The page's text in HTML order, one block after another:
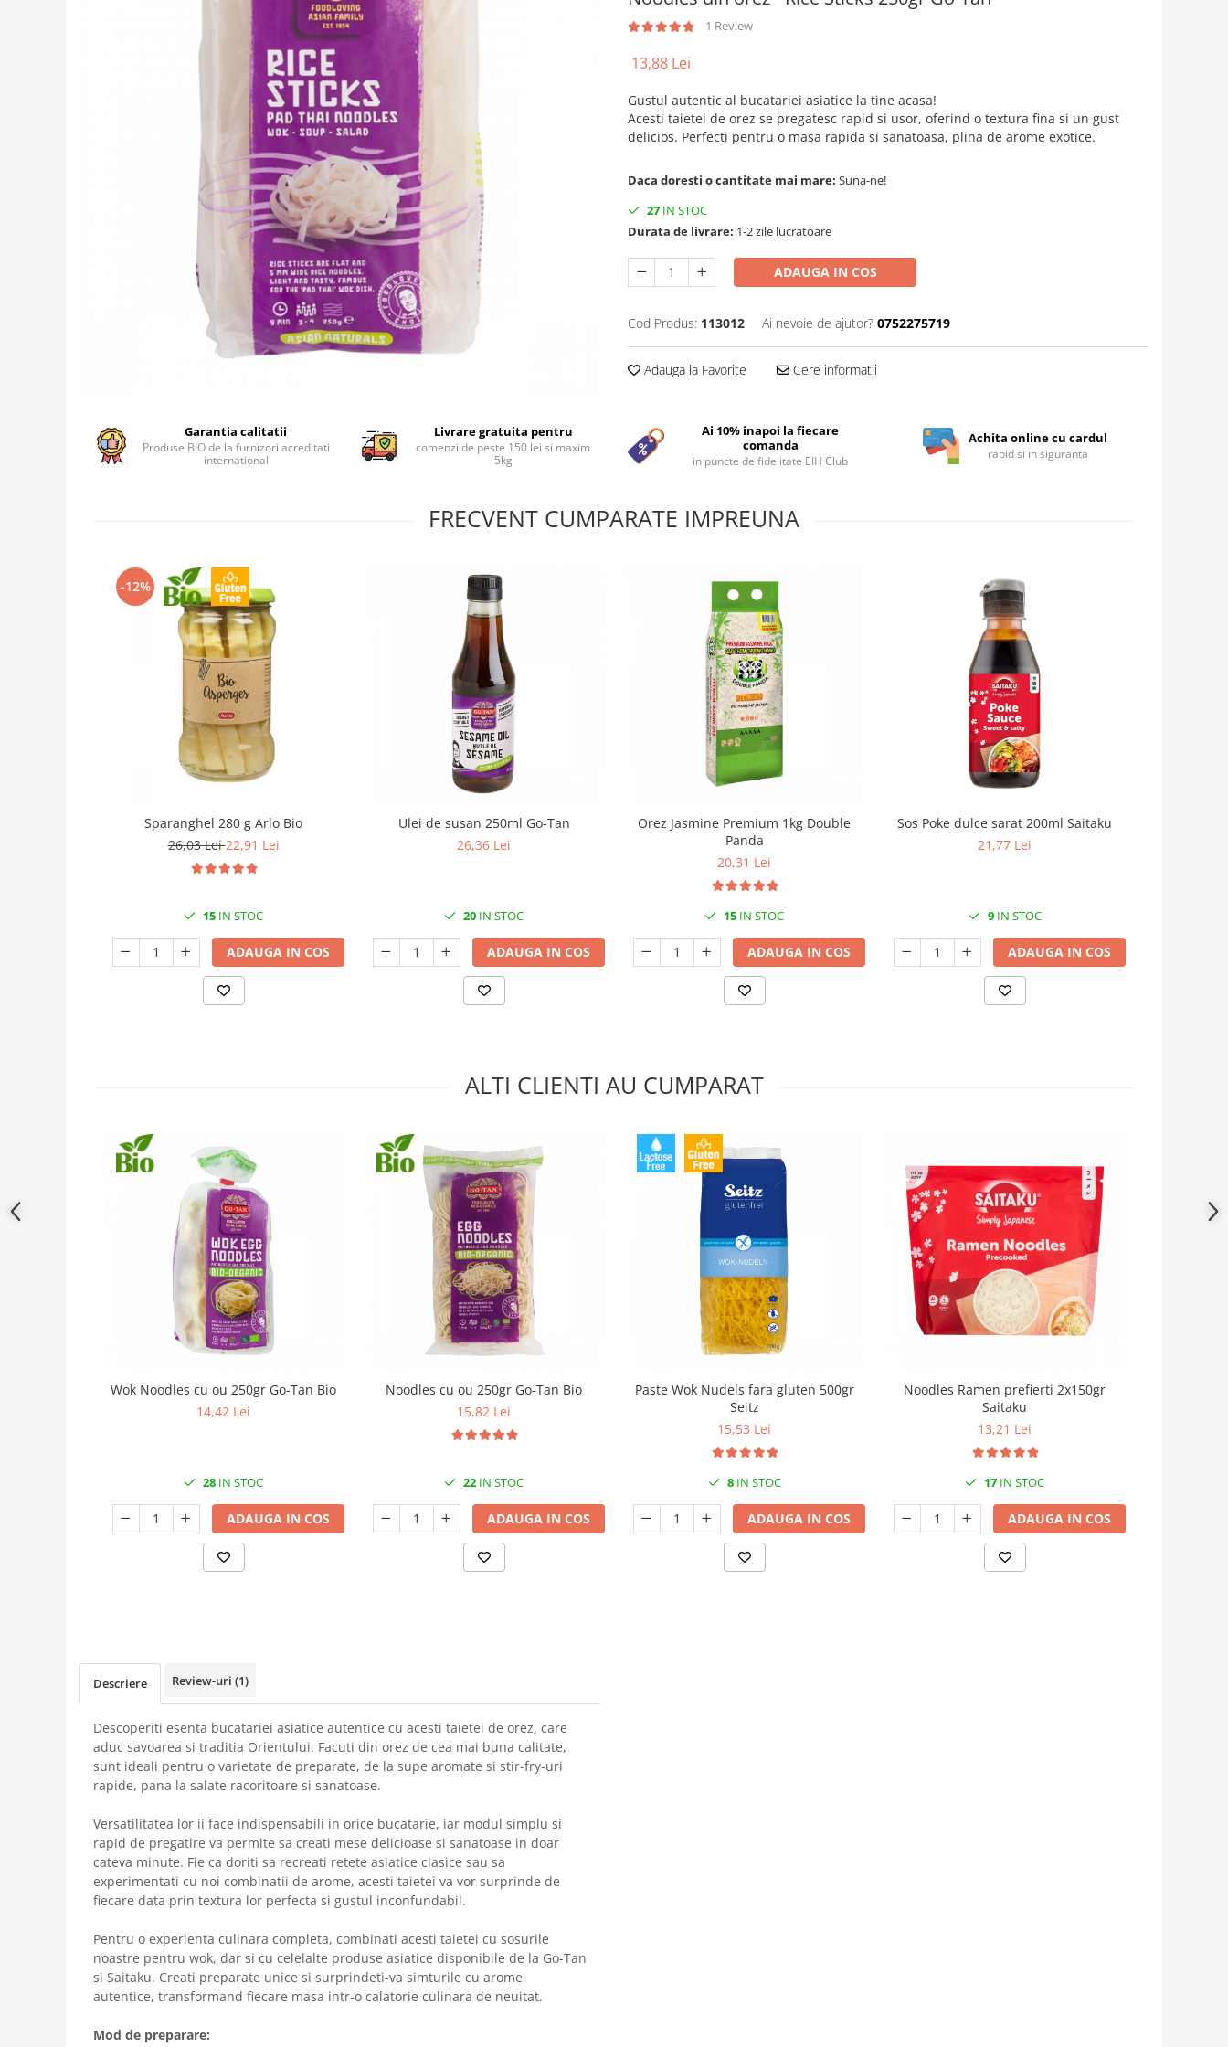
1 Review
13,88 Lei
Gustul autentic al bucatariei asiatice la tine acasa!
Acesti taietei de orez se pregatesc rapid si usor, oferind o textura fina si un gust
delicios. Perfecti pentru o masa rapida si sanatoasa, plina de arome exotice.
Daca doresti o cantitate mai mare: Suna-ne!
27 IN STOC
Durata de livrare: 1-2 zile lucratoare
ADAUGA IN COS
Cod Produs: 113012 Ai nevoie de ajutor? 0752275719
Adauga la Favorite Cere informatii
Garantia calitatii
Produse BIO de la furnizori acreditati
international
Livrare gratuita pentru
comenzi de peste 150 lei si maxim
5kg
Ai 10% inapoi la fiecare
comanda
in puncte de fidelitate EIH Club
Achita online cu cardul
rapid si in siguranta
FRECVENT CUMPARATE IMPREUNA
-12%
Sparanghel 280 g Arlo Bio
26,03 Lei22,91 Lei
15 IN STOC
ADAUGA IN COS
Ulei de susan 250ml Go-Tan
26,36 Lei
20 IN STOC
ADAUGA IN COS
Orez Jasmine Premium 1kg Double
Panda
20,31 Lei
15 IN STOC
ADAUGA IN COS
Sos Poke dulce sarat 200ml Saitaku
21,77 Lei
9IN STOC
ADAUGA IN COS
ALTI CLIENTI AU CUMPARAT
Wok Noodles cu ou 250gr Go-Tan Bio
14,42 Lei
28 IN STOC
ADAUGA IN COS
Noodles cu ou 250gr Go-Tan Bio
15,82 Lei
22 IN STOC
ADAUGA IN COS
Paste Wok Nudels fara gluten 500gr
Seitz
15,53 Lei
8IN STOC
ADAUGA IN COS
Noodles Ramen prefierti 2x150gr
Saitaku
13,21 Lei
17 IN STOC
ADAUGA IN COS
Descriere Review-uri (1)
Descoperiti esenta bucatariei asiatice autentice cu acesti taietei de orez, care
aduc savoarea si traditia Orientului. Facuti din orez de cea mai buna calitate,
sunt ideali pentru o varietate de preparate, de la supe aromate si stir-fry-uri
rapide, pana la salate racoritoare si sanatoase.
Versatilitatea lor ii face indispensabili in orice bucatarie, iar modul simplu si
rapid de pregatire va permite sa creati mese delicioase si sanatoase in doar
cateva minute. Fie ca doriti sa recreati retete asiatice clasice sau sa
experimentati cu noi combinatii de arome, acesti taietei va vor surprinde de
fiecare data prin textura lor perfecta si gustul inconfundabil.
Pentru o experienta culinara completa, combinati acesti taietei cu sosurile
noastre pentru wok, dar si cu celelalte produse asiatice disponibile de la Go-Tan
si Saitaku. Creati preparate unice si surprindeti-va simturile cu arome
autentice, transformand fiecare masa intr-o calatorie culinara de neuitat.
Mod de preparare: